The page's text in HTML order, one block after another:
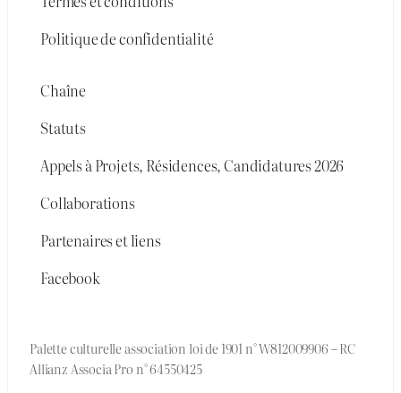
Politique de confidentialité
Chaîne
Statuts
Appels à Projets, Résidences, Candidatures 2026
Collaborations
Partenaires et liens
Facebook
Palette culturelle association loi de 1901 n° W812009906 – RC
Allianz Associa Pro n° 64550425